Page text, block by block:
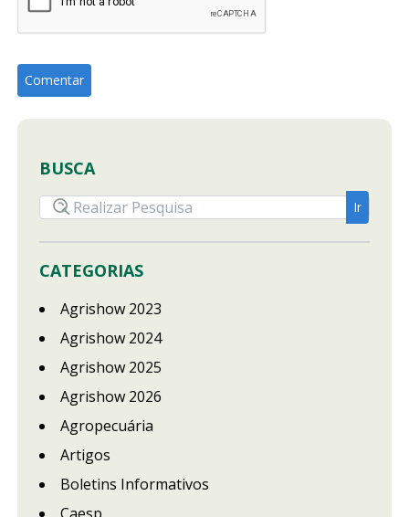
BUSCA
CATEGORIAS
Agrishow 2023
Agrishow 2024
Agrishow 2025
Agrishow 2026
Agropecuária
Artigos
Boletins Informativos